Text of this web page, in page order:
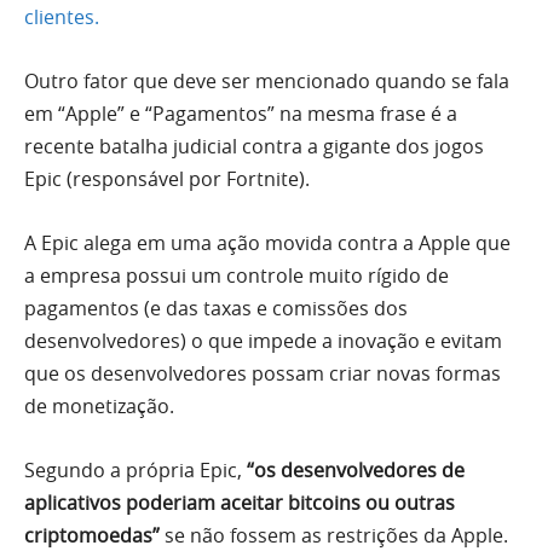
clientes.
Outro fator que deve ser mencionado quando se fala
em “Apple” e “Pagamentos” na mesma frase é a
recente batalha judicial contra a gigante dos jogos
Epic (responsável por Fortnite).
A Epic alega em uma ação movida contra a Apple que
a empresa possui um controle muito rígido de
pagamentos (e das taxas e comissões dos
desenvolvedores) o que impede a inovação e evitam
que os desenvolvedores possam criar novas formas
de monetização.
Segundo a própria Epic, “os desenvolvedores de
aplicativos poderiam aceitar bitcoins ou outras
criptomoedas” se não fossem as restrições da Apple.